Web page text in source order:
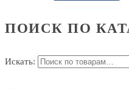
ПОИСК ПО
Искать: